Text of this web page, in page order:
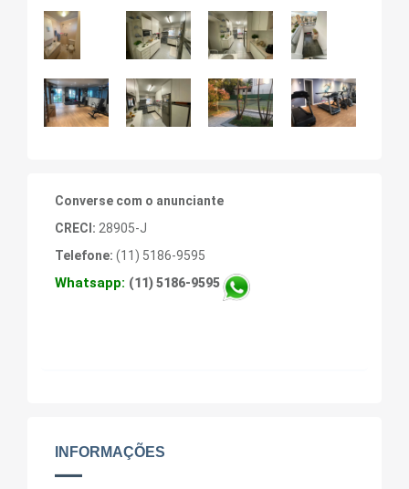
Converse com o anunciante
CRECI: 28905-J
Telefone: (11) 5186-9595
Whatsapp: (11) 5186-9595
INFORMAÇÕES